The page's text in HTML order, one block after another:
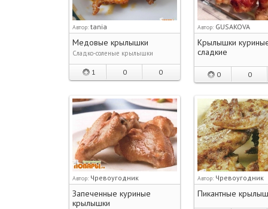
Автор: tania
Медовые крылышки
Сладко-соленые крылышки
1 0 0
Автор: GUSAKOVA
Крылышки
сладкие
0 0
Автор: Чревоугодник
Запеченные куриные
крылышки
Автор: Чревоугодник
Пикантные